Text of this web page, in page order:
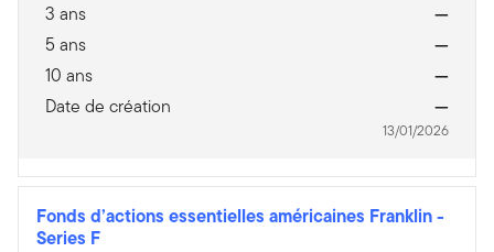
3 ans
—
5 ans
—
10 ans
—
Date de création
—
13/01/2026
Fonds d’actions essentielles américaines Franklin-
Series F